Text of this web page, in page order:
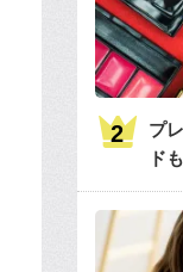
プ
ド
コ